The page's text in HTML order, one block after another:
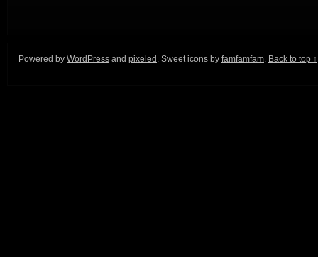
Powered by WordPress and pixeled . Sweet icons by famfamfam. Back to top ↑